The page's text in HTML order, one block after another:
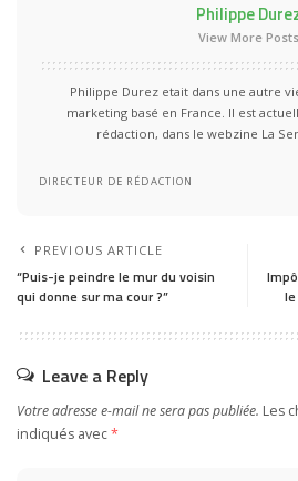
Philippe
View More Posts
Philippe Durez etait dans une autre
marketing basé en France. Il est
rédaction, dans le webzine La
DIRECTEUR DE RÉDACTION
PREVIOUS ARTICLE
“Puis-je peindre le mur du voisin
qui donne sur ma cour ?”
Leave a Reply
Votre adresse e-mail ne sera pas publiée. Les
indiqués avec*